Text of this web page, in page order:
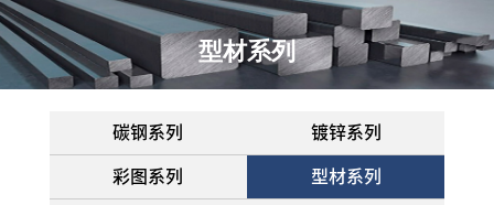
型材系列
碳钢系列 镀锌系列
彩图系列 型材系列